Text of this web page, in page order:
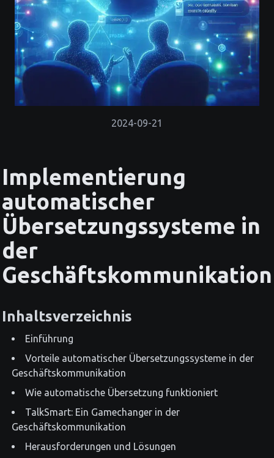
2024-09-21
Implementierung
automatischer
Übersetzungssysteme in
der
Geschäftskommunikation
Inhaltsverzeichnis
Einführung
Vorteile automatischer Übersetzungssysteme in der
Geschäftskommunikation
Wie automatische Übersetzung funktioniert
TalkSmart: Ein Gamechanger in der
Geschäftskommunikation
Herausforderungen und Lösungen